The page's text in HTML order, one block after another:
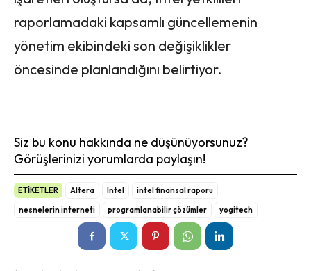
raporlamadaki kapsamlı güncellemenin
yönetim ekibindeki son değişiklikler
öncesinde planlandığını belirtiyor.
Siz bu konu hakkında ne düşünüyorsunuz?
Görüşlerinizi yorumlarda paylaşın!
ETİKETLER Altera Intel
intel finansal raporu
nesnelerin interneti
programlanabilir çözümler yogitech